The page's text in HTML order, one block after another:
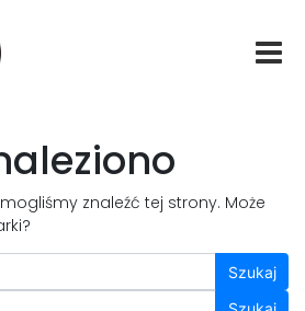
O nas
Aktualności
znaleźć tej strony. Może